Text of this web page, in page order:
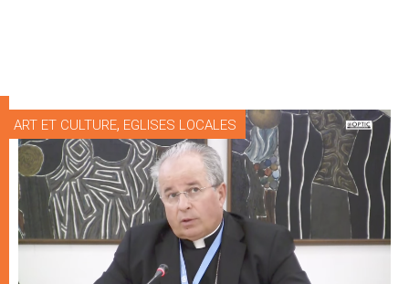
ART ET CULTURE, EGLISES LOCALES